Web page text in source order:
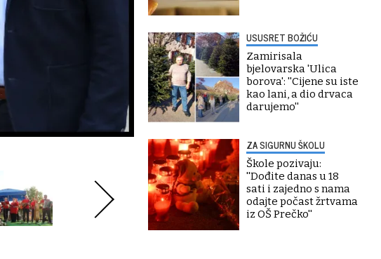
USUSRET BOŽIĆU
Zamirisala
bjelovarska 'Ulica
borova': ''Cijene su iste
kao lani, a dio drvaca
darujemo''
ZA SIGURNU ŠKOLU
Škole pozivaju:
''Dođite danas u 18
sati i zajedno s nama
odajte počast žrtvama
iz OŠ Prečko''